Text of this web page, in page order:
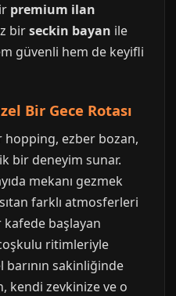
premium ilan
birseckin bayan ile
güvenli hem de keyifli
Bir Gece Rotası
ezber bozan,
bir deneyim sunar.
mekanı gezmek
farklı atmosferleri
başlayan
ritimleriyle
sakinliğinde
kendi zevkinize ve o